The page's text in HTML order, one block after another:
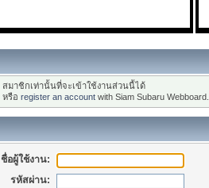
สมาชิกเท่านั้นที่จะเข้าใช้งานส่วนนี้ได้
หรือ register an account with Siam Subaru Webboard.
ชื่อผู้ใช้งาน:
รหัสผ่าน: